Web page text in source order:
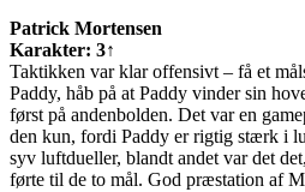
Patrick Mortensen
Karakter: 3↑
Taktikken var klar offensivt – få et
Paddy, håb på at Paddy vinder sin
først på andenbolden. Det var en
den kun, fordi Paddy er rigtig stærk i
syv luftdueller, blandt andet var det
førte til de to mål. God præstation af